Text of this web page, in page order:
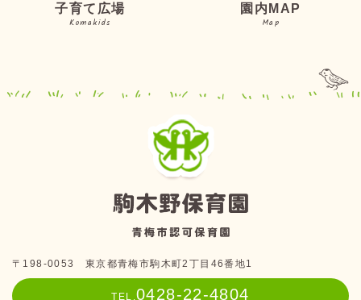
子育て広場
Komakids
園内MAP
Map
〒198-0053 東京都青梅市駒木町2丁目46番地1
TEL. 0428-22-4804